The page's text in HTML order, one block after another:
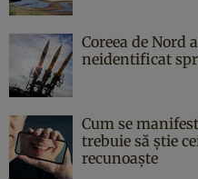
Coreea de Nord
neidentificat
Cum se
trebuie să știe
recunoaște